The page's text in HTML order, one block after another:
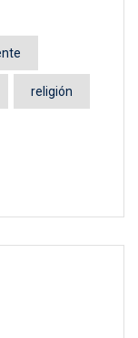
religión